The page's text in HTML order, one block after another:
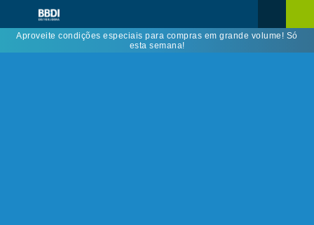
Aproveite condições especiais para compras em grande volume! Só
esta semana!